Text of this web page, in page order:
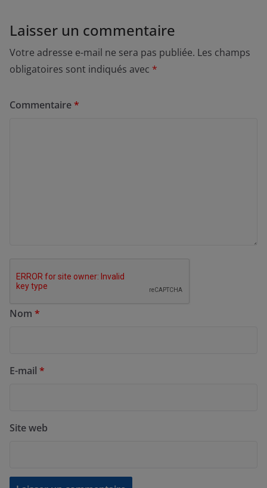
Laisser un commentaire
Votre adresse e-mail ne sera pas publiée. Les champs
obligatoires sont indiqués avec *
Commentaire*
Nom *
E-mail *
Site web